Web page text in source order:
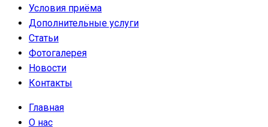
Условия приёма
Дополнительные услуги
Статьи
Фотогалерея
Новости
Контакты
Главная
О нас